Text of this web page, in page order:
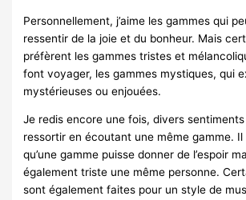
Personnellement, j’aime les gammes qui
ressentir de la joie et du bonheur. Mais
préfèrent les gammes tristes et
font voyager, les gammes mystiques, qui
mystérieuses ou enjouées.
Je redis encore une fois, divers
ressortir en écoutant une même gamme.
qu’une gamme puisse donner de l’espoir
également triste une même personne.
sont également faites pour un style de